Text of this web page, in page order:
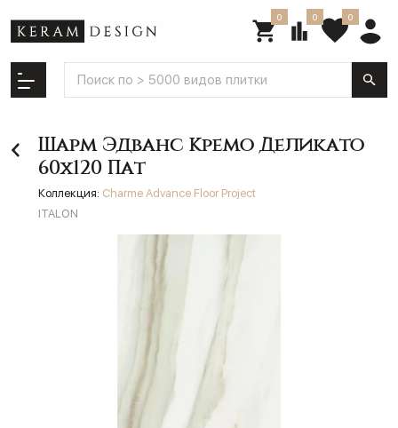
0 0 0
Шарм Эдванс Кремо Деликато
60х120 Пат
Коллекция: Charme Advance Floor Project
ITALON